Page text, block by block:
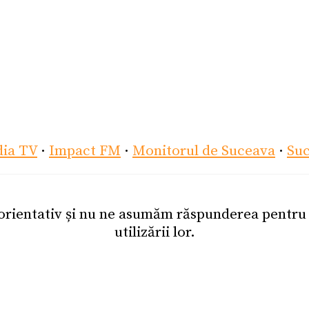
TV· Impact FM · Monitorul de Suceava ·
și nu ne asumăm răspunderea
utilizării lor.